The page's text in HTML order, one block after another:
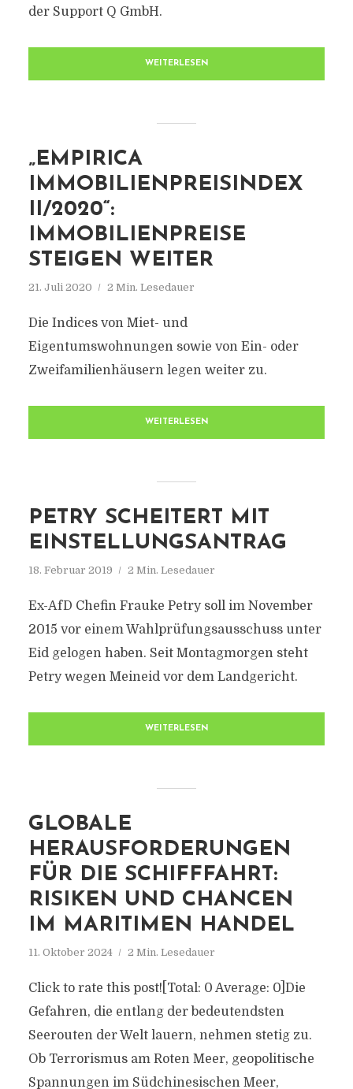
der Support Q GmbH.
WEITERLESEN
„EMPIRICA
IMMOBILIENPREISINDEX
II/2020“:
IMMOBILIENPREISE
STEIGEN WEITER
21. Juli 2020 2 Min. Lesedauer
Die Indices von Miet- und
Eigentumswohnungen sowie von Ein- oder
Zweifamilienhäusern legen weiter zu.
WEITERLESEN
PETRY SCHEITERT MIT
EINSTELLUNGSANTRAG
18. Februar 2019 2 Min. Lesedauer
Ex-AfD Chefin Frauke Petry soll im November
2015 vor einem Wahlprüfungsausschuss unter
Eid gelogen haben. Seit Montagmorgen steht
Petry wegen Meineid vor dem Landgericht.
WEITERLESEN
GLOBALE
HERAUSFORDERUNGEN
FÜR DIE SCHIFFFAHRT:
RISIKEN UND CHANCEN
IM MARITIMEN HANDEL
11. Oktober 2024 2 Min. Lesedauer
Click to rate this post![Total: 0 Average: 0]Die
Gefahren, die entlang der bedeutendsten
Seerouten der Welt lauern, nehmen stetig zu.
Ob Terrorismus am Roten Meer, geopolitische
Spannungen im Südchinesischen Meer,